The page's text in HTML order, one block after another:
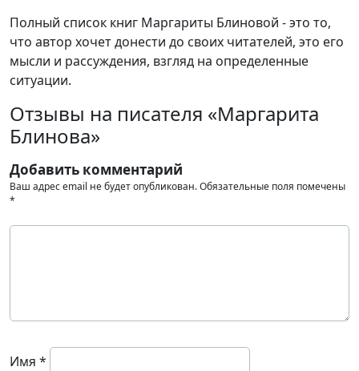
Полный список книг Маргариты Блиновой - это то,
что автор хочет донести до своих читателей, это его
мысли и рассуждения, взгляд на определенные
ситуации.
Отзывы на писателя «Маргарита
Блинова»
Добавить комментарий
Ваш адрес email не будет опубликован.Обязательные поля помечены
*
Имя *